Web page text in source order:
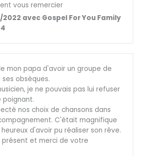
vous remercier
avec Gospel For You Family
mon papa d'avoir un groupe de
obsèques.
je ne pouvais pas lui refuser
poignant.
nos choix de chansons dans
C'était magnifique
d'avoir pu réaliser son rêve.
et merci de votre